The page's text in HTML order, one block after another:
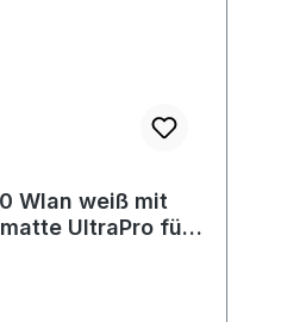
Wlan weiß mit
UltraPro für